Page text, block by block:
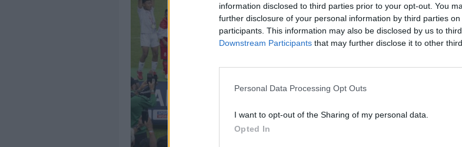
information disclosed to third parties prior to your opt-out. You
further disclosure of your personal information by third parties on
participants. This information may also be disclosed by us to
Downstream Participants that may further disclose it to other
Personal Data Processing Opt Outs
I want to opt-out of the Sharing of my personal data.
Opted In